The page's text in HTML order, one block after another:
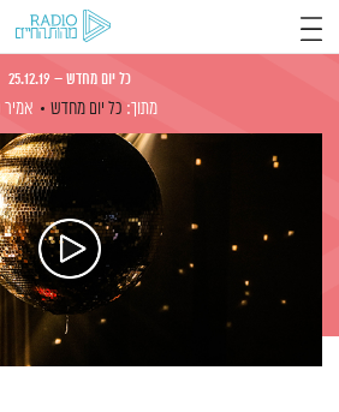
כל יום מחדש – 25.12.19
מתוך: כל יום מחדש אמיר